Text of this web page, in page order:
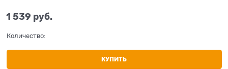
1 539 руб.
Количество:
КУПИТЬ